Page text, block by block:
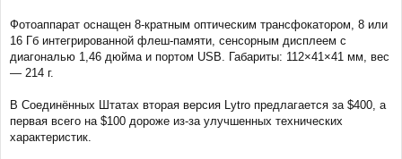
Фотоаппарат оснащен 8-кратным оптическим трансфокатором, 8 или
16 Гб интегрированной флеш-памяти, сенсорным дисплеем с
диагональю 1,46 дюйма и портом USB. Габариты: 112×41×41 мм, вес
— 214 г.
В Соединённых Штатах вторая версия Lytro предлагается за $400, а
первая всего на $100 дороже из-за улучшенных технических
характеристик.